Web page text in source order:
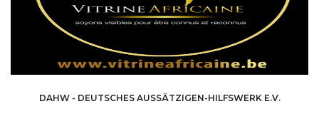
DAHW - DEUTSCHES AUSSÄTZIGEN-HILFSWERK E.V.